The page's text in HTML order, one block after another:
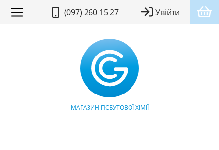
(097) 260 15 27 Увійти
МАГАЗИН ПОБУТОВОЇ ХІМІЇ